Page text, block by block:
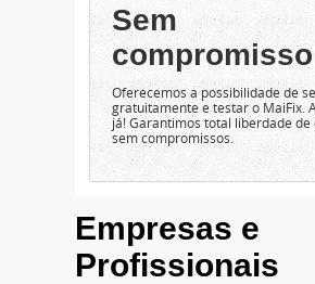
Sem
compromisso
Oferecemos a possibilidade de
gratuitamente e testar o MaiFix.
já! Garantimos total liberdade de
sem compromissos.
Empresas e
Profissionais